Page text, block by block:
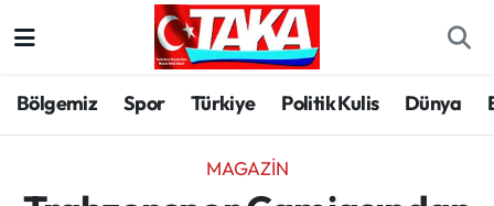
Bölgemiz Spor Türkiye Politik Kulis Dünya
MAGAZIN
Spor
Türkiye
Trabzon Hava Durumu
Trabzon Trafik Yoğunluk Haritası